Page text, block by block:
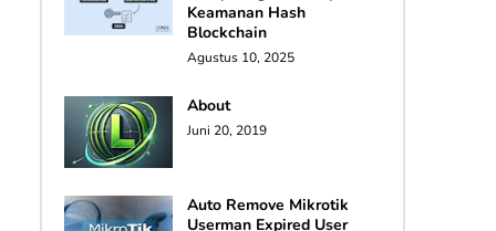
Keamanan Hash
Blockchain
Agustus 10, 2025
About
Juni 20, 2019
Auto Remove Mikrotik
Userman Expired User